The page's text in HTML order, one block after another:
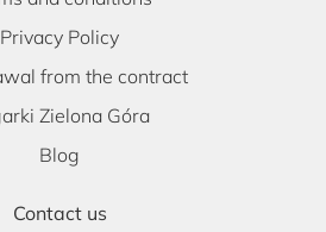
Privacy Policy
from the contract
Zielona Góra
Blog
Contact us